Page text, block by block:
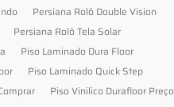
Persiana Rolô Double Vision
Persiana Rolô Tela Solar
Piso Laminado Dura Floor
Piso Laminado Quick Step
Piso Vinilico Durafloor Preço